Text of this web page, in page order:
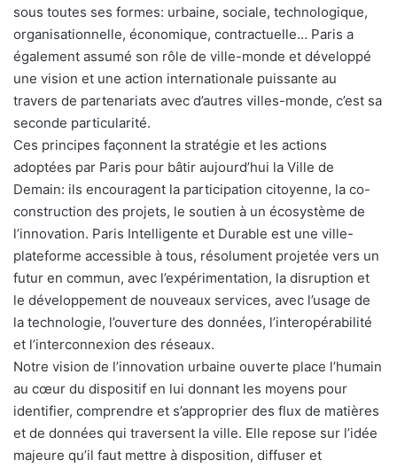
sous toutes ses formes: urbaine, sociale, technologique,
organisationnelle, économique, contractuelle… Paris a
également assumé son rôle de ville-monde et développé
une vision et une action internationale puissante au
travers de partenariats avec d’autres villes-monde, c’est sa
seconde particularité.
Ces principes façonnent la stratégie et les actions
adoptées par Paris pour bâtir aujourd’hui la Ville de
Demain: ils encouragent la participation citoyenne, la co-
construction des projets, le soutien à un écosystème de
l’innovation. Paris Intelligente et Durable est une ville-
plateforme accessible à tous, résolument projetée vers un
futur en commun, avec l’expérimentation, la disruption et
le développement de nouveaux services, avec l’usage de
la technologie, l’ouverture des données, l’interopérabilité
et l’interconnexion des réseaux.
Notre vision de l’innovation urbaine ouverte place l’humain
au cœur du dispositif en lui donnant les moyens pour
identifier, comprendre et s’approprier des flux de matières
et de données qui traversent la ville. Elle repose sur l’idée
majeure qu’il faut mettre à disposition, diffuser et